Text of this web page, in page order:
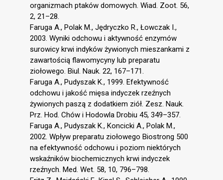
organizmach ptaków domowych. Wiad. Zoot. 56,
2, 21–28.
Faruga A., Polak M., Jędryczko R., Łowczak I.,
2003. Wyniki odchowu i aktywność enzymów
surowicy krwi indyków żywionych mieszankami z
zawartością flawomycyny lub preparatu
ziołowego. Biul. Nauk. 22, 167–171.
Faruga A., Pudyszak K., 1999. Efektywność
odchowu i jakość mięsa indyczek rzeźnych
żywionych paszą z dodatkiem ziół. Zesz. Nauk.
Prz. Hod. Chów i Hodowla Drobiu 45, 349–357.
Faruga A., Pudyszak K., Koncicki A., Polak M.,
2002. Wpływ preparatu ziołowego Biostrong 500
na efektywność odchowu i poziom niektórych
wskaźników biochemicznych krwi indyczek
rzeźnych. Med. Wet. 58, 10, 796–798.